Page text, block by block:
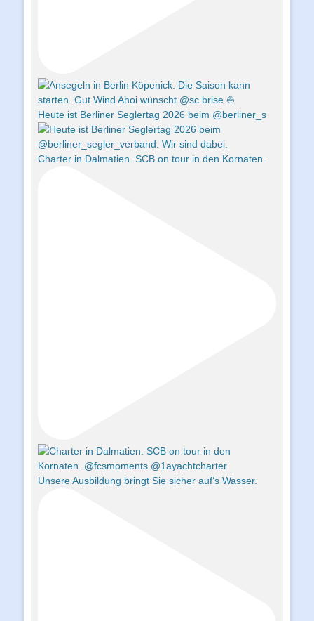
Heute ist Berliner Seglertag 2026 beim @berliner_s
Charter in Dalmatien. SCB on tour in den Kornaten.
Unsere Ausbildung bringt Sie sicher auf‘s Wasser.